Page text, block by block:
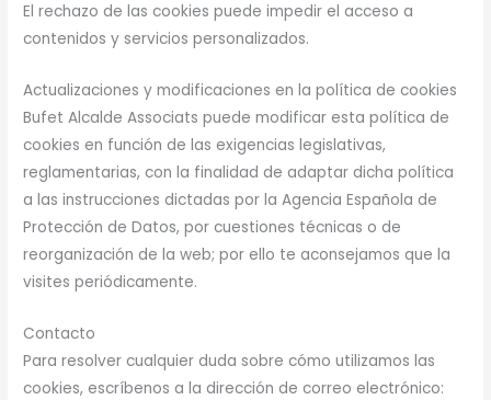
El rechazo de las cookies puede impedir el acceso a
contenidos y servicios personalizados.
Actualizaciones y modificaciones en la política de cookies
Bufet Alcalde Associats puede modificar esta política de
cookies en función de las exigencias legislativas,
reglamentarias, con la finalidad de adaptar dicha política
a las instrucciones dictadas por la Agencia Española de
Protección de Datos, por cuestiones técnicas o de
reorganización de la web; por ello te aconsejamos que la
visites periódicamente.
Contacto
Para resolver cualquier duda sobre cómo utilizamos las
cookies, escríbenos a la dirección de correo electrónico: